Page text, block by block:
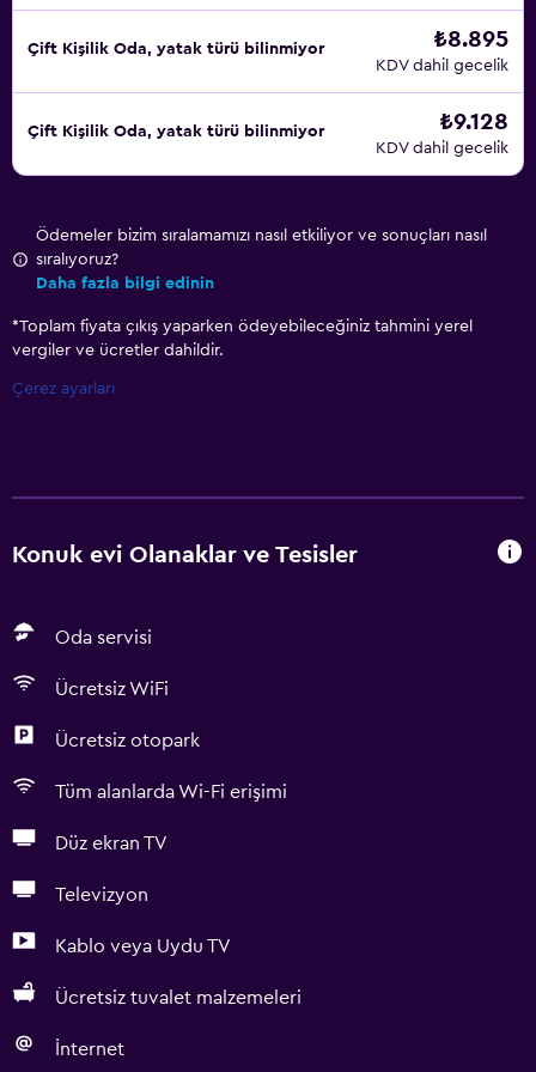
Çift ​Kişilik Oda, yatak türü bilinmiyor ₺8.895
KDV dahil gecelik
Çift ​Kişilik Oda, yatak türü bilinmiyor ₺9.128
KDV dahil gecelik
Ödemeler bizim sıralamamızı nasıl etkiliyor ve sonuçları nasıl
sıralıyoruz?
Daha fazla bilgi edinin
*Toplam fiyata çıkış yaparken ödeyebileceğiniz tahmini yerel
vergiler ve ücretler dahildir.
Çerez ayarları
Konuk evi Olanaklar ve Tesisler
Oda servisi
Ücretsiz WiFi
Ücretsiz otopark
Tüm alanlarda Wi-Fi erişimi
Düz ekran TV
Televizyon
Kablo veya Uydu TV
Ücretsiz tuvalet malzemeleri
İnternet